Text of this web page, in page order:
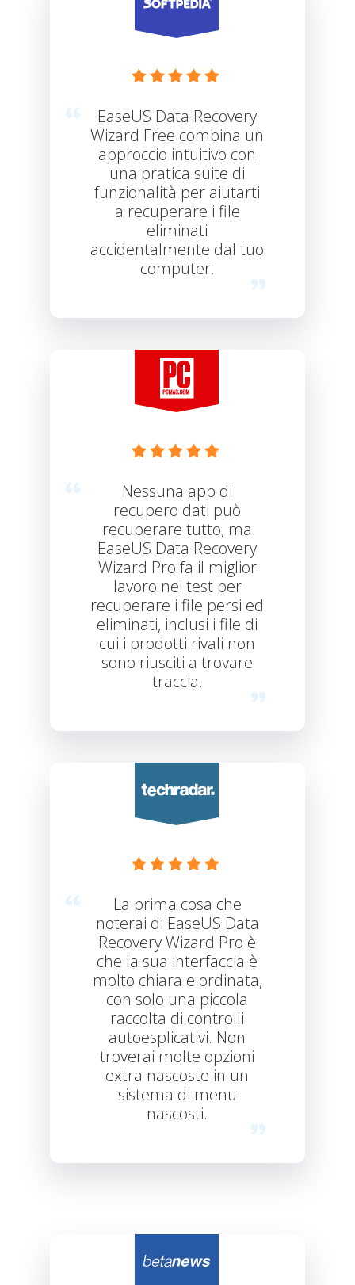
    
EaseUS Data Recovery
Wizard Free combina un
approccio intuitivo con
una pratica suite di
funzionalità per aiutarti
a recuperare i file
eliminati
accidentalmente dal tuo
computer.
    
Nessuna app di
recupero dati può
recuperare tutto, ma
EaseUS Data Recovery
Wizard Pro fa il miglior
lavoro nei test per
recuperare i file persi ed
eliminati, inclusi i file di
cui i prodotti rivali non
sono riusciti a trovare
traccia.
    
La prima cosa che
noterai di EaseUS Data
Recovery Wizard Pro è
che la sua interfaccia è
molto chiara e ordinata,
con solo una piccola
raccolta di controlli
autoesplicativi. Non
troverai molte opzioni
extra nascoste in un
sistema di menu
nascosti.